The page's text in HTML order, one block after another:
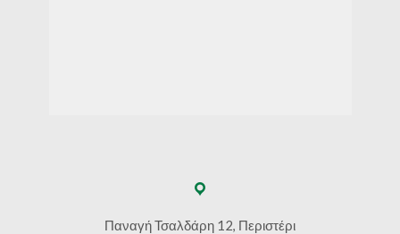
Παναγή Τσαλδάρη 12, Περιστέρι